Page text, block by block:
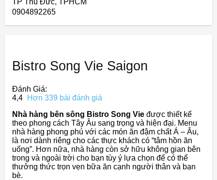
0904892265
Bistro Song Vie Saigon
Đánh Giá:
4,4
Hơn 339 bài đánh giá
Nhà hàng bên sông Bistro Song Vie được thiết kế
theo phong cách Tây Âu sang trọng và hiện đại. Menu
nhà hàng phong phú với các món ăn đậm chất Á – Âu,
là nơi dành riêng cho các thực khách có “tâm hồn ăn
uống”. Hơn nữa, nhà hàng còn sở hữu không gian bên
trong và ngoài trời cho bạn tùy ý lựa chọn để có thể
thưởng thức trọn vẹn bữa ăn cạnh người thân và bạn
bè.